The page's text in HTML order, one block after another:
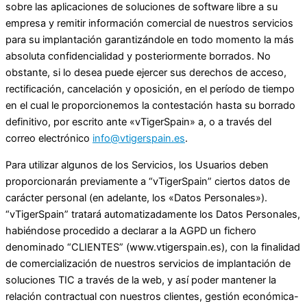
sobre las aplicaciones de soluciones de software libre a su
empresa y remitir información comercial de nuestros servicios
para su implantación garantizándole en todo momento la más
absoluta confidencialidad y posteriormente borrados. No
obstante, si lo desea puede ejercer sus derechos de acceso,
rectificación, cancelación y oposición, en el período de tiempo
en el cual le proporcionemos la contestación hasta su borrado
definitivo, por escrito ante «vTigerSpain» a, o a través del
correo electrónico info@vtigerspain.es.
Para utilizar algunos de los Servicios, los Usuarios deben
proporcionarán previamente a “vTigerSpain” ciertos datos de
carácter personal (en adelante, los «Datos Personales»).
“vTigerSpain” tratará automatizadamente los Datos Personales,
habiéndose procedido a declarar a la AGPD un fichero
denominado “CLIENTES” (www.vtigerspain.es), con la finalidad
de comercialización de nuestros servicios de implantación de
soluciones TIC a través de la web, y así poder mantener la
relación contractual con nuestros clientes, gestión económica-